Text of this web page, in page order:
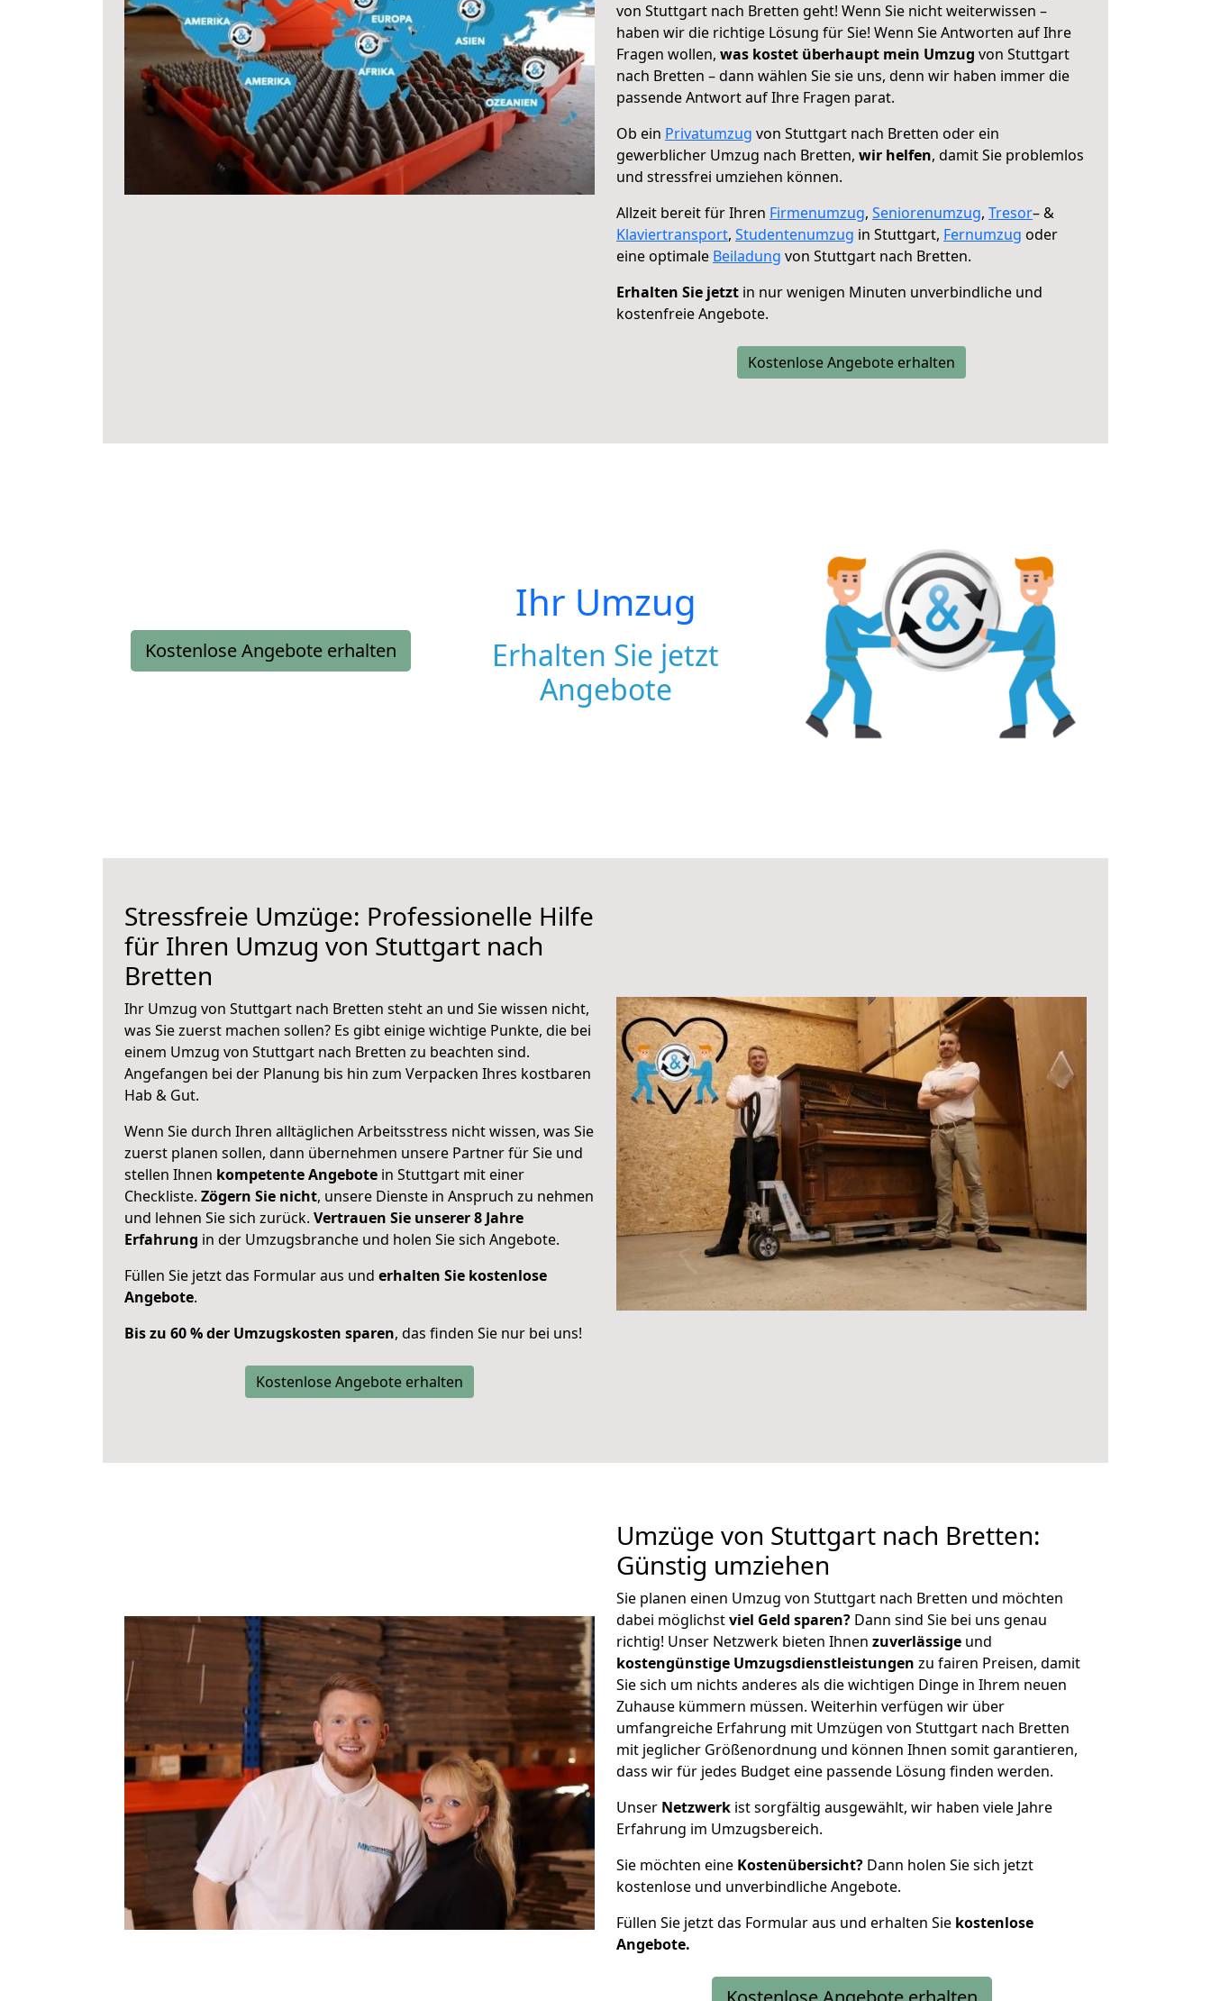
von Stuttgart nach Bretten geht! Wenn Sie nicht weiterwissen –
haben wir die richtige Lösung für Sie! Wenn Sie Antworten auf Ihre
Fragen wollen, was kostet überhaupt mein Umzug von Stuttgart
nach Bretten – dann wählen Sie sie uns, denn wir haben immer die
passende Antwort auf Ihre Fragen parat.
Ob ein Privatumzug von Stuttgart nach Bretten oder ein
gewerblicher Umzug nach Bretten, wir helfen, damit Sie problemlos
und stressfrei umziehen können.
Allzeit bereit für Ihren Firmenumzug, Seniorenumzug, Tresor– &
Klaviertransport, Studentenumzug in Stuttgart, Fernumzug oder
eine optimale Beiladung von Stuttgart nach Bretten.
Erhalten Sie jetzt in nur wenigen Minuten unverbindliche und
kostenfreie Angebote.
Kostenlose Angebote erhalten
Kostenlose Angebote erhalten
Ihr Umzug
Erhalten Sie jetzt
Angebote
Stressfreie Umzüge: Professionelle Hilfe
für Ihren Umzug von Stuttgart nach
Bretten
Ihr Umzug von Stuttgart nach Bretten steht an und Sie wissen nicht,
was Sie zuerst machen sollen? Es gibt einige wichtige Punkte, die bei
einem Umzug von Stuttgart nach Bretten zu beachten sind.
Angefangen bei der Planung bis hin zum Verpacken Ihres kostbaren
Hab & Gut.
Wenn Sie durch Ihren alltäglichen Arbeitsstress nicht wissen, was Sie
zuerst planen sollen, dann übernehmen unsere Partner für Sie und
stellen Ihnen kompetente Angebote in Stuttgart mit einer
Checkliste. Zögern Sie nicht, unsere Dienste in Anspruch zu nehmen
und lehnen Sie sich zurück. Vertrauen Sie unserer 8 Jahre
Erfahrung in der Umzugsbranche und holen Sie sich Angebote.
Füllen Sie jetzt das Formular aus und erhalten Sie kostenlose
Angebote.
Bis zu 60 % der Umzugskosten sparen, das finden Sie nur bei uns!
Kostenlose Angebote erhalten
Umzüge von Stuttgart nach Bretten:
Günstig umziehen
Sie planen einen Umzug von Stuttgart nach Bretten und möchten
dabei möglichstviel Geld sparen? Dann sind Sie bei uns genau
richtig! Unser Netzwerk bieten Ihnen zuverlässige und
kostengünstige Umzugsdienstleistungen zu fairen Preisen, damit
Sie sich um nichts anderes als die wichtigen Dinge in Ihrem neuen
Zuhause kümmern müssen. Weiterhin verfügen wir über
umfangreiche Erfahrung mit Umzügen von Stuttgart nach Bretten
mit jeglicher Größenordnung und können Ihnen somit garantieren,
dass wir für jedes Budget eine passende Lösung finden werden.
Unser Netzwerk ist sorgfältig ausgewählt, wir haben viele Jahre
Erfahrung im Umzugsbereich.
Sie möchten eine Kostenübersicht? Dann holen Sie sich jetzt
kostenlose und unverbindliche Angebote.
Füllen Sie jetzt das Formular aus und erhalten Sie kostenlose
Angebote.